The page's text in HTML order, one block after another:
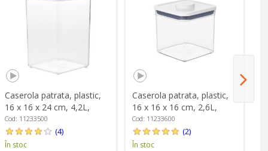
Caserola patrata, plastic,
16 x 16 x 24 cm, 4,2L,
"POP" - OXO
Cod: 11233500
(4)
În stoc
Caserola patrata, plastic,
16 x 16 x 16 cm, 2,6L,
"POP" - OXO
Cod: 11233600
(2)
În stoc